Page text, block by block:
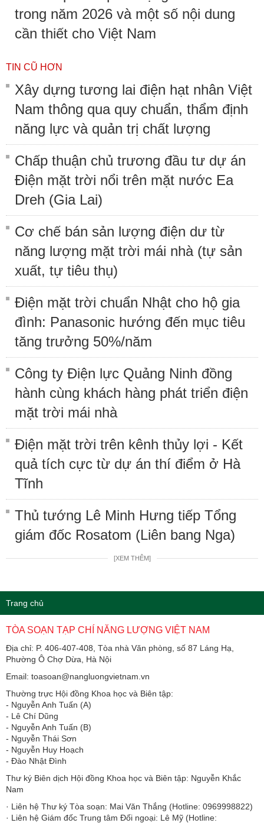
trong năm 2026 và một số nội dung
cần thiết cho Việt Nam
TIN CŨ HƠN
Xây dựng tương lai điện hạt nhân Việt
Nam thông qua quy chuẩn, thẩm định
năng lực và quản trị chất lượng
Chấp thuận chủ trương đầu tư dự án
Điện mặt trời nổi trên mặt nước Ea
Dreh (Gia Lai)
Cơ chế bán sản lượng điện dư từ
năng lượng mặt trời mái nhà (tự sản
xuất, tự tiêu thụ)
Điện mặt trời chuẩn Nhật cho hộ gia
đình: Panasonic hướng đến mục tiêu
tăng trưởng 50%/năm
Công ty Điện lực Quảng Ninh đồng
hành cùng khách hàng phát triển điện
mặt trời mái nhà
Điện mặt trời trên kênh thủy lợi - Kết
quả tích cực từ dự án thí điểm ở Hà
Tĩnh
Thủ tướng Lê Minh Hưng tiếp Tổng
giám đốc Rosatom (Liên bang Nga)
[XEM THÊM]
Trang chủ
TÒA SOẠN TẠP CHÍ NĂNG LƯỢNG VIỆT NAM
Địa chỉ: P. 406-407-408, Tòa nhà Văn phòng, số 87 Láng Hạ,
Phường Ô Chợ Dừa, Hà Nội
Email: toasoan@nangluongvietnam.vn
Thường trực Hội đồng Khoa học và Biên tập:
​​​​​​- Nguyễn Anh Tuấn (A)
- Lê Chí Dũng
- Nguyễn Anh Tuấn (B)
- Nguyễn Thái Sơn
- Nguyễn Huy Hoạch
- Đào Nhật Đình
Thư ký Biên dịch Hội đồng Khoa học và Biên tập: Nguyễn Khắc
Nam
· Liên hệ Thư ký Tòa soạn: Mai Văn Thắng (Hotline: 0969998822)
· Liên hệ Giám đốc Trung tâm Đối ngoại: Lê Mỹ (Hotline: